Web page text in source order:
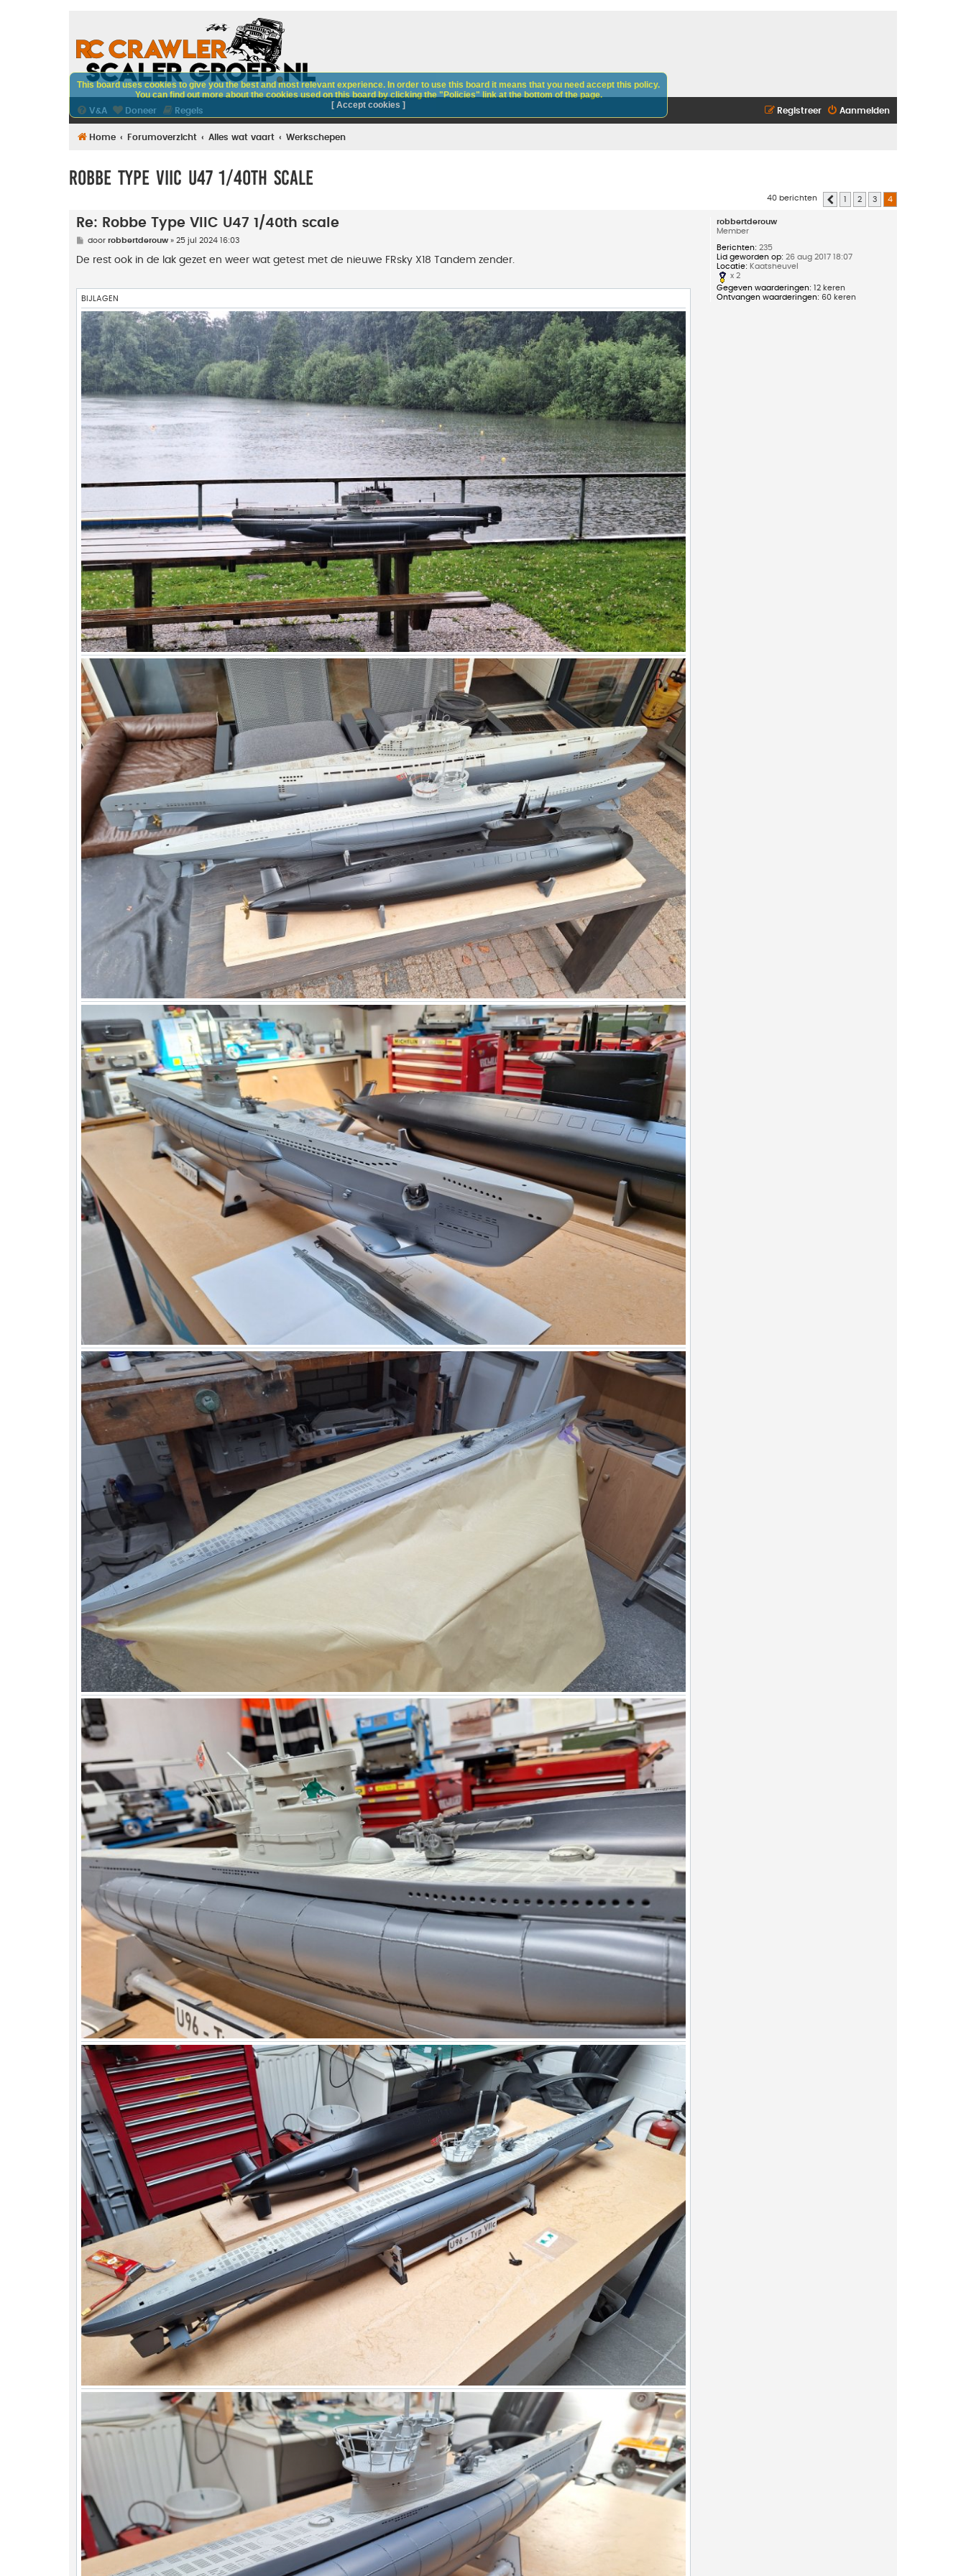
V&A Doneer Regels Aanmelden
Registreer
Home Forumoverzicht Alles wat vaart Werkschepen
Robbe Type VIIC U47 1/40th scale
40 berichten 1 2 3 4
robbertderouw
Member
Berichten: 235
Lid geworden op: 26 aug 2017 18:07
Locatie: Kaatsheuvel
x 2
Gegeven waarderingen: 12 keren
Ontvangen waarderingen: 60 keren
Re: Robbe Type VIIC U47 1/40th scale
B
r
t
door robbertderouw» 25 jul 2024 16:03
De rest ook in de lak gezet en weer wat getest met de nieuwe FRsky X18 Tandem zender.
BIJLAGEN
This board uses cookies to give you the best and most relevant experience. In order to use this board it means that you need accept this policy.
You can find out more about the cookies used on this board by clicking the "Policies" link at the bottom of the page.
[ Accept cookies ]